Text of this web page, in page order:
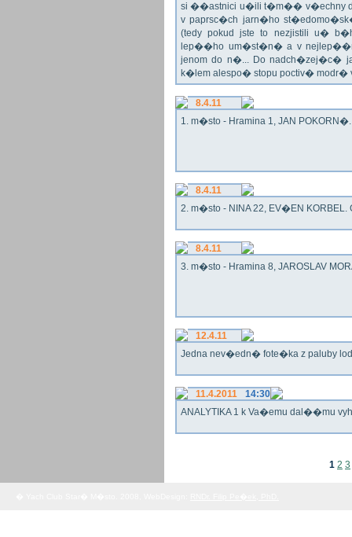
si ��astnici u�ili t�m�� v�echny
v paprsc�ch jarn�ho
(tedy pokud jste to nezjistili u�
lep��ho um�st�n� a v
jenom do n�... Do nadch�zej�c�
k�lem alespo� stopu poctiv�
8.4.11
1. m�sto - Hramina 1, JAN
8.4.11
2. m�sto - NINA 22, EV�EN KORBEL.
8.4.11
3. m�sto - Hramina 8, JAROSLAV
12.4.11
Jedna nev�edn� fote�ka z paluby
11.4.2011
14:30
ANALYTIKA 1 k Va�emu dal��mu
1 2 3